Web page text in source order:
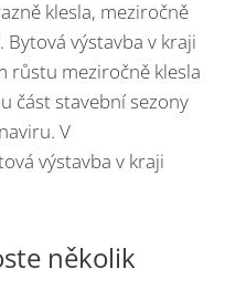
klesla, meziročně
výstavba v kraji
růstu meziročně klesla
část stavební sezony
V
výstavba v kraji
několik